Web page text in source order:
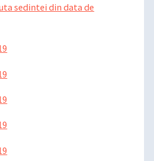
sedintei din data de